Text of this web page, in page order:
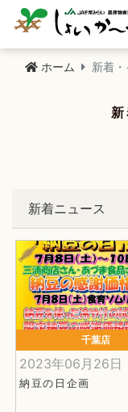
ホーム 新着
新着ニュース
千葉店
2023年06月26日
納豆の日企画